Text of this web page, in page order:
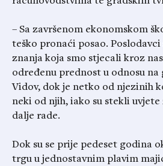
– Sa završenom ekonomskom
teško pronaći posao.
znanja koja smo stjecali kroz
određenu prednost u odnosu na
Vidov, dok je netko od njezinih
neki od njih, iako su stekli
dalje rade.
Dok su se prije pedeset godina
trgu u jednostavnim plavim